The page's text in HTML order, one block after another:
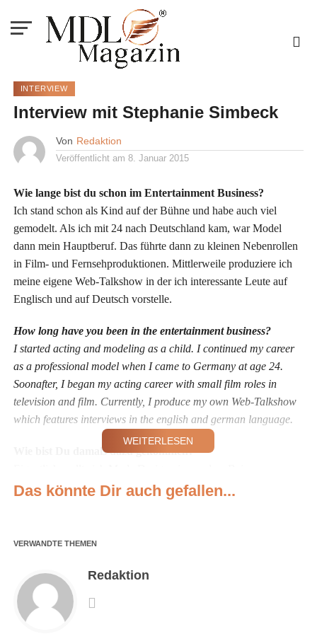
INTERVIEW
Interview mit Stephanie Simbeck
Von Redaktion
Veröffentlicht am 8. Januar 2015
Wie lange bist du schon im Entertainment Business?
Ich stand schon als Kind auf der Bühne und habe auch viel
gemodelt. Als ich mit 24 nach Deutschland kam, war Model
dann mein Hauptberuf. Das führte dann zu kleinen Nebenrollen
in Film- und Fernsehproduktionen. Mittlerweile produziere ich
meine eigene Web-Talkshow in der ich interessante Leute auf
Englisch und auf Deutsch vorstelle.
How long have you been in the entertainment business?
I started acting and modeling as a child. I continued my career
as a professional model when I came to Germany at age 24.
Soonafter, I began my acting career with small film roles in
television and film. Currently, I produce my own Web-Talkshow
which features interviews in the english and german language.
Wie bist Du damals dazu gekommen?
Präsentationen habe ich meine eigenen Sachen getragen. So
I actually wanted to be a fashion designer. I didn’t have anyone
to present my designs, so I modeled them myself. That’s how I
was discovered. My first cover was on a hair magazine when I
was 12.
WEITERLESEN
Das könnte Dir auch gefallen...
VERWANDTE THEMEN
Redaktion